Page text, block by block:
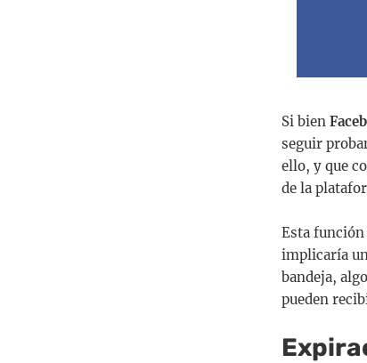
Si bien
seguir
ello, y que
de la
Esta función
implicaría
bandeja,
pueden